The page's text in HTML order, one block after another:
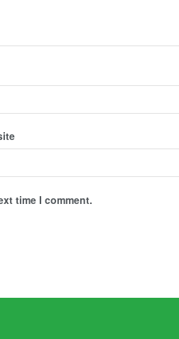
time I comment.